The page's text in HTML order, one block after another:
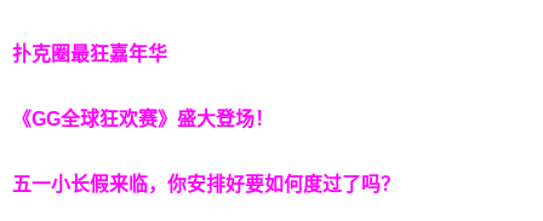
扑克圈最狂嘉年华
《GG全球狂欢赛》盛大登场！
五一小长假来临，你安排好要如何度过了吗？